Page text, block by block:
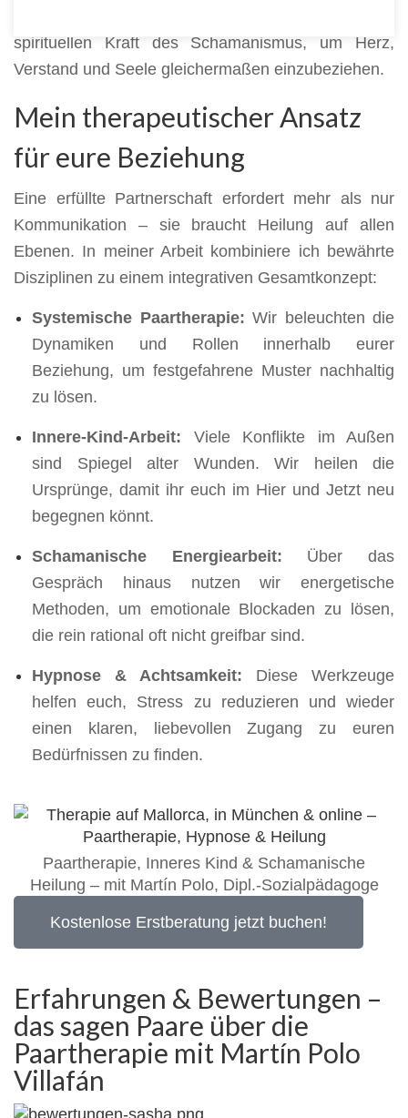
spirituellen Kraft des Schamanismus, um Herz,
Verstand und Seele gleichermaßen einzubeziehen.
Mein therapeutischer Ansatz
für eure Beziehung
Eine erfüllte Partnerschaft erfordert mehr als nur
Kommunikation – sie braucht Heilung auf allen
Ebenen. In meiner Arbeit kombiniere ich bewährte
Disziplinen zu einem integrativen Gesamtkonzept:
Systemische Paartherapie: Wir beleuchten die
Dynamiken und Rollen innerhalb eurer
Beziehung, um festgefahrene Muster nachhaltig
zu lösen.
Innere-Kind-Arbeit: Viele Konflikte im Außen
sind Spiegel alter Wunden. Wir heilen die
Ursprünge, damit ihr euch im Hier und Jetzt neu
begegnen könnt.
Schamanische Energiearbeit: Über das
Gespräch hinaus nutzen wir energetische
Methoden, um emotionale Blockaden zu lösen,
die rein rational oft nicht greifbar sind.
Hypnose & Achtsamkeit: Diese Werkzeuge
helfen euch, Stress zu reduzieren und wieder
einen klaren, liebevollen Zugang zu euren
Bedürfnissen zu finden.
Paartherapie, Inneres Kind & Schamanische
Heilung – mit Martín Polo, Dipl.-Sozialpädagoge
Kostenlose Erstberatung jetzt buchen!
Erfahrungen & Bewertungen –
das sagen Paare über die
Paartherapie mit Martín Polo
Villafán